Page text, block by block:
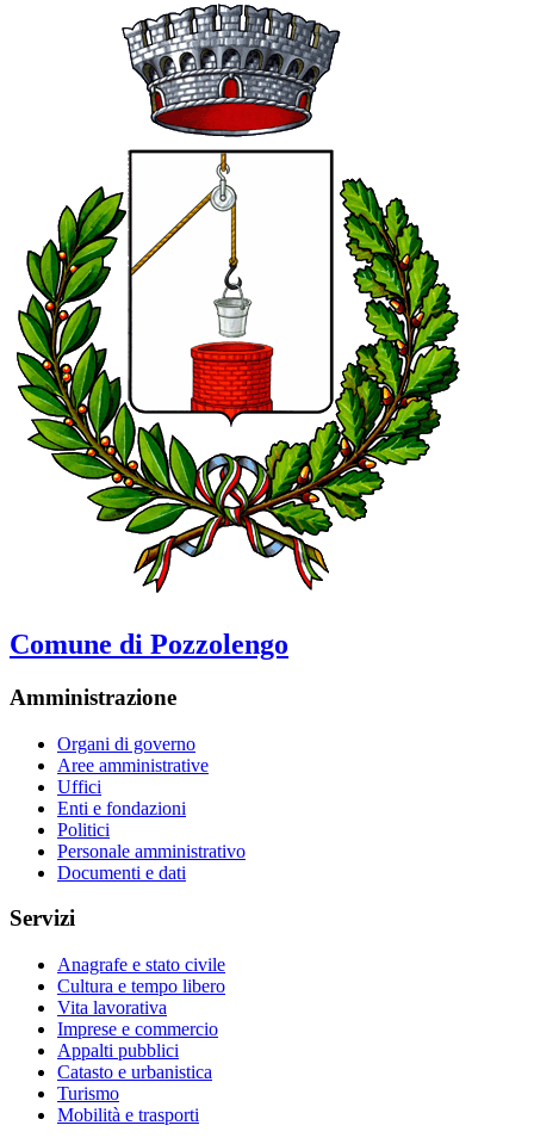
Comune di Pozzolengo
Amministrazione
Organi di governo
Aree amministrative
Uffici
Enti e fondazioni
Politici
Personale amministrativo
Documenti e dati
Servizi
Anagrafe e stato civile
Cultura e tempo libero
Vita lavorativa
Imprese e commercio
Appalti pubblici
Catasto e urbanistica
Turismo
Mobilità e trasporti